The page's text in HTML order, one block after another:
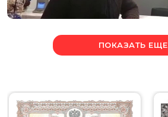
ПОКАЗАТЬ ЕЩЕ